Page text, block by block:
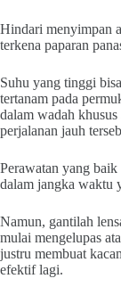
Hindari menyimpan
terkena paparan
Suhu yang tinggi
tertanam pada
dalam wadah
perjalanan jauh
Perawatan yang baik
dalam jangka waktu
Namun, gantilah
mulai mengelupas
justru membuat
efektif lagi.